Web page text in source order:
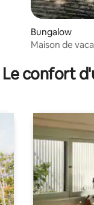
Bungalow
Maison de
panoramique
Le confort